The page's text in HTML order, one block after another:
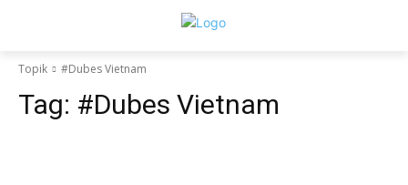
Topik #Dubes Vietnam
Tag: #Dubes Vietnam